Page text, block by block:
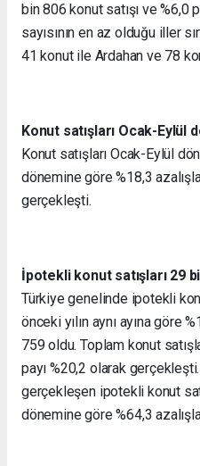
bin 806 konut satışı ve
sayısının en az olduğu iller
41 konut ile Ardahan ve 78
Konut satışları Ocak-Eylül
Konut satışları Ocak-Eylül
dönemine göre %18,3
gerçekleşti.
İpotekli konut satışları 29
Türkiye genelinde ipotekli
önceki yılın aynı ayına göre
759 oldu. Toplam konut
payı %20,2 olarak
gerçekleşen ipotekli konut
dönemine göre %64,3